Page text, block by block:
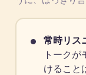
常時リス
トーク
けること